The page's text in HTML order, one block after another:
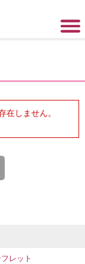
しません。
レット